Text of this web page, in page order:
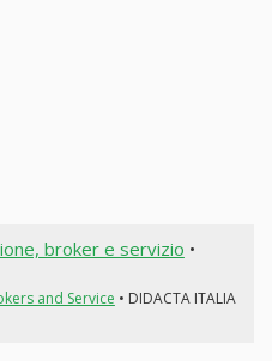
broker e servizio •
and Service • DIDACTA ITALIA